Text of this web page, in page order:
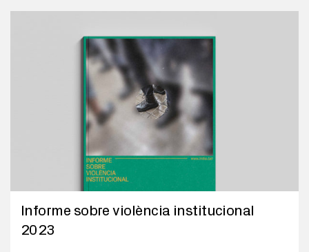
Informe sobre violència institucional
2023